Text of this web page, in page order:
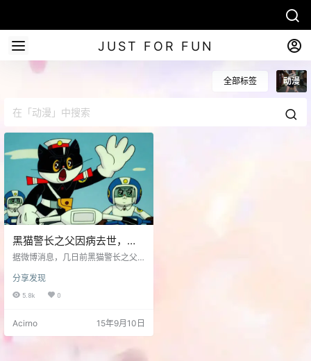
JUST FOR FUN
全部标签 动漫
黑猫警长之父因病去世，附
《黑猫警长》全集下载
据微博消息，几日前黑猫警长之父
站消息 黑猫警长之父诸志祥老师因
病在上海瑞金医院逝世，享年74
长》《黑猫警长与外星人》等。
《黑猫警长》曾获全国第一届优秀
分享发现
5.8k 0
Acirno 15年9月10日